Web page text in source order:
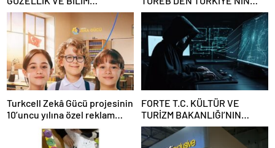
BULUŞUYOR
RÜZGAR SEKTÖRÜNE
YÖNELİK GÜÇLÜ ÇAĞRI
Turkcell Zekâ Gücü projesinin
10’uncu yılına özel reklam
filmi yayında
FORTE T.C. KÜLTÜR VE
TURİZM BAKANLIĞI’NIN
SİBER GÜVENLİĞİ İÇİN STM
İLE İŞ BİRLİĞİ YAPTI